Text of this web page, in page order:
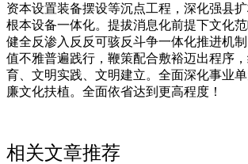
相关文章推荐